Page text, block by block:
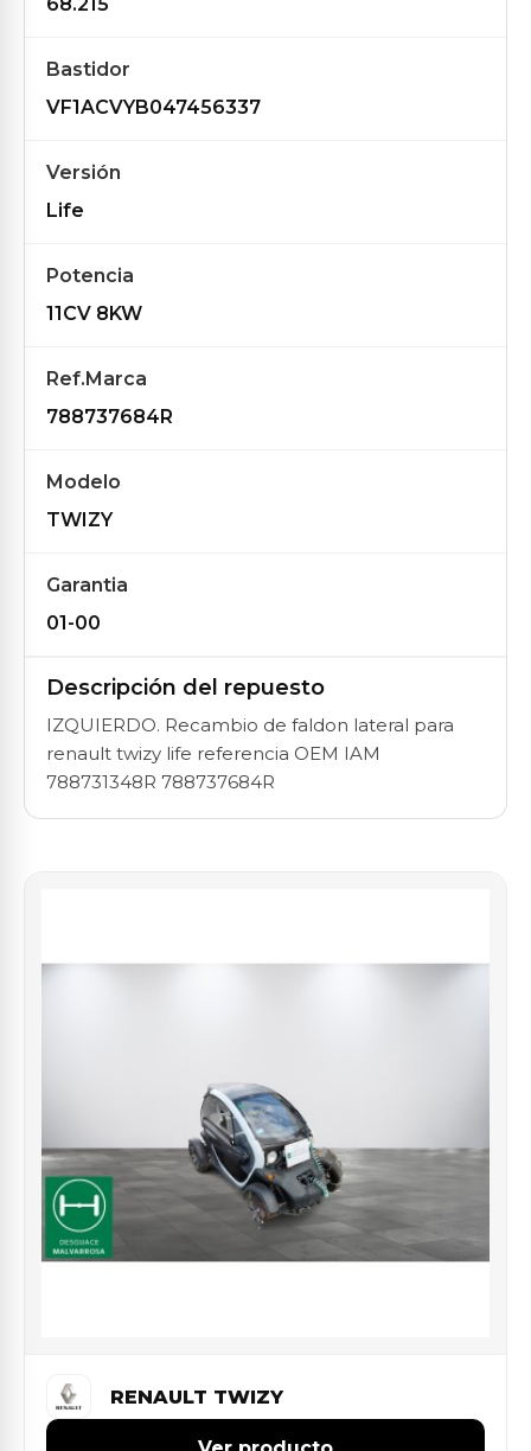
Bastidor
VF1ACVYB047456337
Versión
Life
Potencia
11CV 8KW
Ref.Marca
788737684R
Modelo
TWIZY
Garantia
01-00
Descripción del repuesto
IZQUIERDO. Recambio de faldon lateral para
renault twizy life referencia OEM IAM
788731348R 788737684R
RENAULT TWIZY